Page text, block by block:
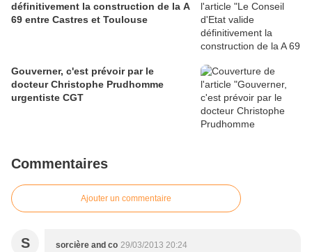
définitivement la construction de la A
69 entre Castres et Toulouse
Gouverner, c'est prévoir par le
docteur Christophe Prudhomme
urgentiste CGT
Commentaires
Ajouter un commentaire
S sorcière and co 29/03/2013 20:24